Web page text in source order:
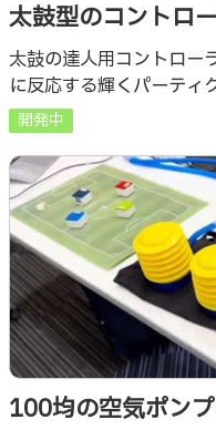
太鼓型のコントロ
プでの入力に反応
（p5.jsでの描画）
太鼓の達人用コントロー
に反応する輝くパーティ
描画しています。
開発中
100均の空気ポン